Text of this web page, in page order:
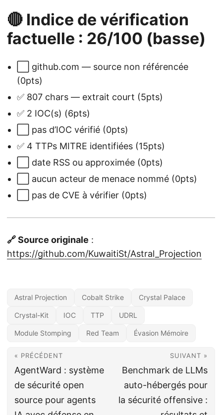
🔴 Indice de vérification
factuelle : 26/100 (basse)
⬜ github.com — source non référencée
(0pts)
✅ 807 chars — extrait court (5pts)
✅ 2 IOC(s) (6pts)
⬜ pas d’IOC vérifié (0pts)
✅ 4 TTPs MITRE identifiées (15pts)
⬜ date RSS ou approximée (0pts)
⬜ aucun acteur de menace nommé (0pts)
⬜ pas de CVE à vérifier (0pts)
🔗 Source originale :
https://github.com/KuwaitiSt/Astral_Projection
Astral Projection Cobalt Strike Crystal Palace
Crystal-Kit IOC TTP UDRL
Module Stomping Red Team Évasion Mémoire
« PRÉCÉDENT
AgentWard : système
de sécurité open
source pour agents
SUIVANT »
Benchmark de LLMs
auto-hébergés pour
la sécurité offensive :